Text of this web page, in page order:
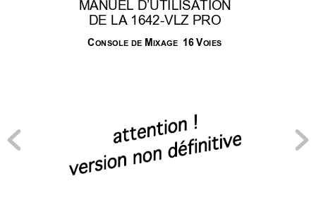
MANUEL D’UTILISATION
DE LA 1642-VLZ PRO
CONSOLE DE M IXAGE 16 VOIES